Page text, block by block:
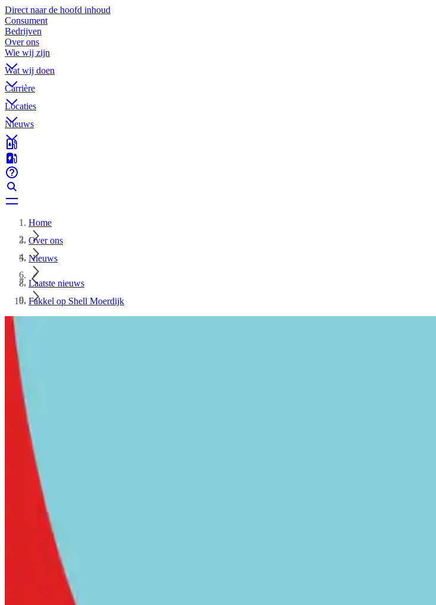
Direct naar de hoofd inhoud
Consument
Bedrijven
Over ons
Wie wij zijn
Wat wij doen
Carrière
Locaties
Nieuws
Home
Over ons
Nieuws
Laatste nieuws
Fakkel op Shell Moerdijk